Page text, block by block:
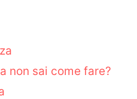
non sai come fare?